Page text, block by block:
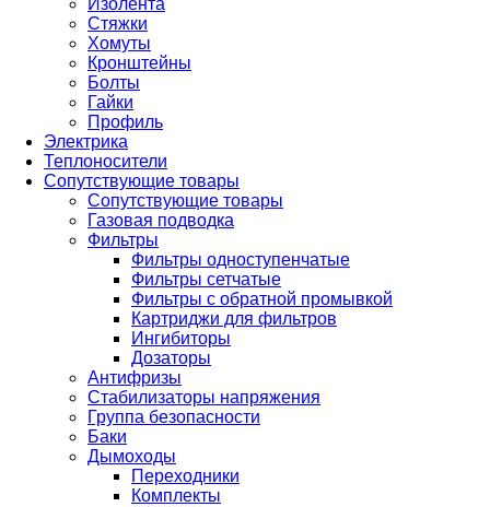
Изолента
Стяжки
Хомуты
Кронштейны
Болты
Гайки
Профиль
Электрика
Теплоносители
Сопутствующие товары
Сопутствующие товары
Газовая подводка
Фильтры
Фильтры одноступенчатые
Фильтры сетчатые
Фильтры с обратной промывкой
Картриджи для фильтров
Ингибиторы
Дозаторы
Антифризы
Стабилизаторы напряжения
Группа безопасности
Баки
Дымоходы
Переходники
Комплекты